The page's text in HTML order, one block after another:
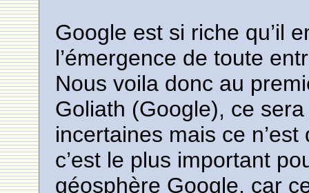
Google est si riche qu’il
l’émergence de toute
Nous voila donc au
Goliath (Google), ce
incertaines mais ce
c’est le plus important
géosphère Google, car